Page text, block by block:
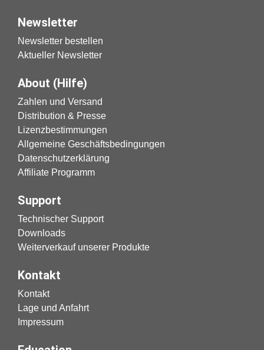
Newsletter
Newsletter bestellen
Aktueller Newsletter
About (Hilfe)
Zahlen und Versand
Distribution & Presse
Lizenzbestimmungen
Allgemeine Geschäftsbedingungen
Datenschutzerklärung
Affiliate Programm
Support
Technischer Support
Downloads
Weiterverkauf unserer Produkte
Kontakt
Kontakt
Lage und Anfahrt
Impressum